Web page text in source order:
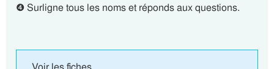
❹ Surligne tous les noms et réponds aux questions.